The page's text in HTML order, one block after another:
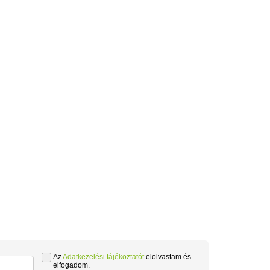
AzAdatkezelési tájékoztatótelolvastam és
elfogadom.